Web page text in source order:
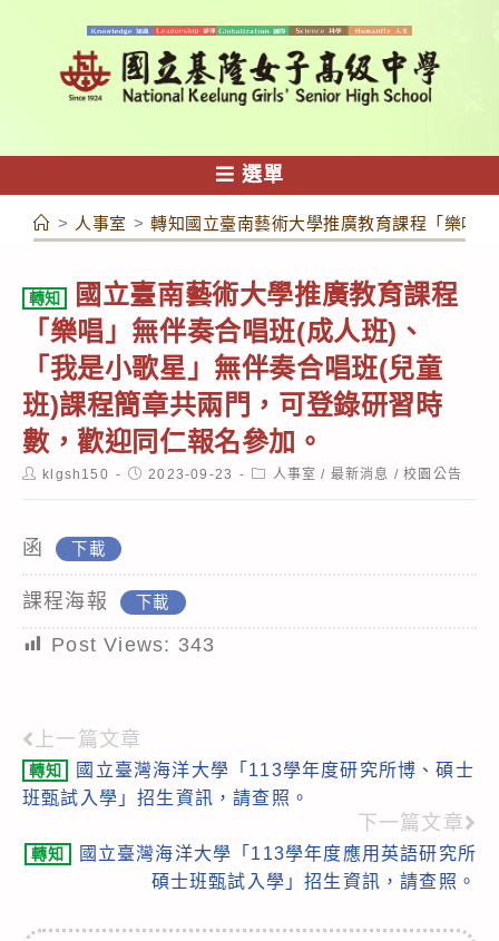
容
選單
> 人事室 > 轉知國立臺南藝術大學推廣教育課程「樂唱
轉知
國立臺南藝術大學推廣教育課程
「樂唱」無伴奏合唱班(成人班)、
「我是小歌星」無伴奏合唱班(兒童
班)課程簡章共兩門，可登錄研習時
數，歡迎同仁報名參加。
Postklgsh150
Post2023-09-23
Post人事室 / 最新消息 / 校園公告
函 下載
課程海報 下載
Post Views: 343
Read
more
上一篇文章
轉知
國立臺灣海洋大學「113學年度研究所博、碩士
班甄試入學」招生資訊，請查照。
下一篇文章
轉知
國立臺灣海洋大學「113學年度應用英語研究所
碩士班甄試入學」招生資訊，請查照。